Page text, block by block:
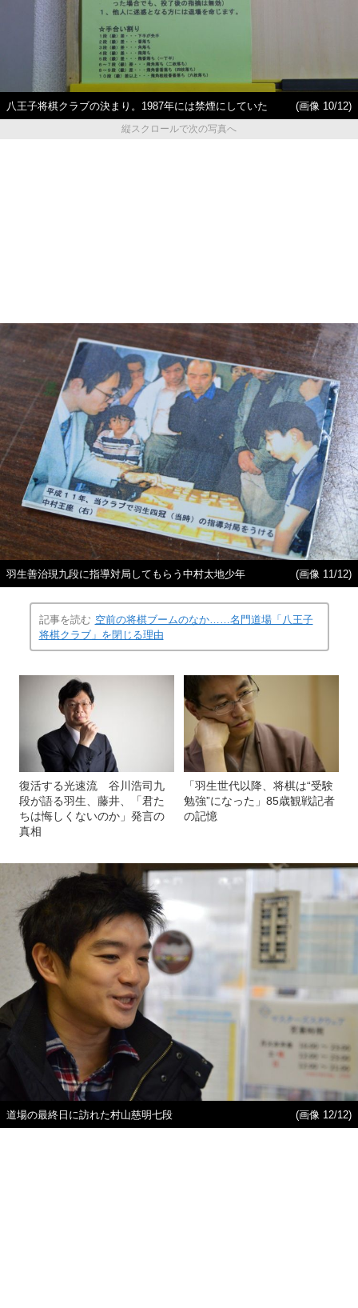
八王子将棋クラブの決まり。1987年には禁煙にしていた
(画像 10/12)
縦スクロールで次の写真へ
羽生善治現九段に指導対局してもらう中村太地少年 (画像 11/12)
記事を読む 空前の将棋ブームのなか……名門道場「八王子
将棋クラブ」を閉じる理由
復活する光速流 谷川浩司九
段が語る羽生、藤井、「君た
ちは悔しくないのか」発言の
真相
「羽生世代以降、将棋は“受験
勉強”になった」85歳観戦記者
の記憶
道場の最終日に訪れた村山慈明七段 (画像 12/12)